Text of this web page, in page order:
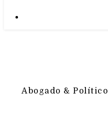
Abogado & Político